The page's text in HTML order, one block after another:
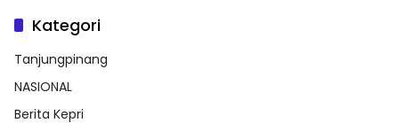
Kategori
Tanjungpinang
NASIONAL
Berita Kepri